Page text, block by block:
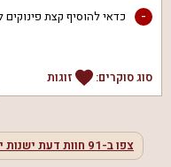
- כדאי להוסיף קצת פינוקים
סוג סוקרים: זוגות
צפו ב-91 חוות דעת ישנות